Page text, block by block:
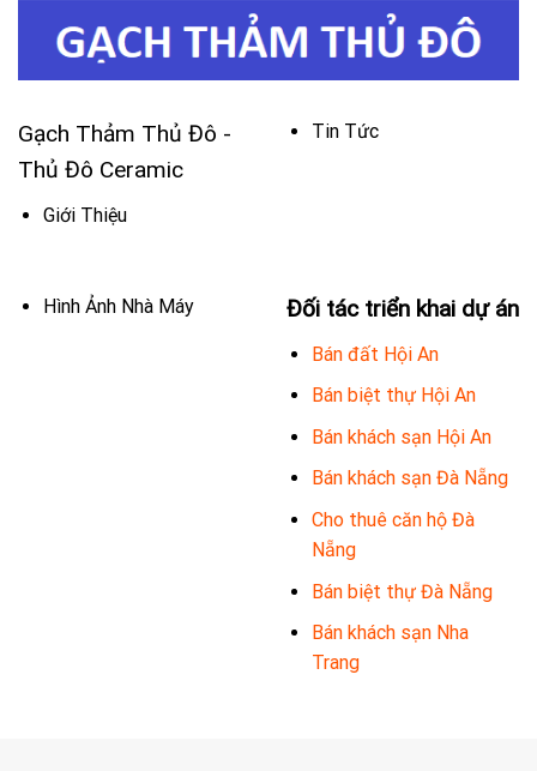
Gạch Thảm Thủ Đô -
Thủ Đô Ceramic
Giới Thiệu
Tin Tức
Hình Ảnh Nhà Máy Đối tác triển khai dự án
Bán đất Hội An
Bán biệt thự Hội An
Bán khách sạn Hội An
Bán khách sạn Đà Nẵng
Cho thuê căn hộ Đà
Nẵng
Bán biệt thự Đà Nẵng
Bán khách sạn Nha
Trang